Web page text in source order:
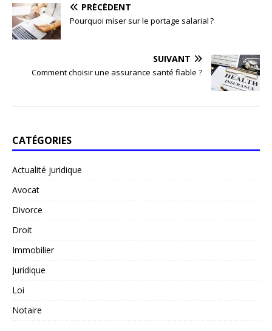
PRÉCÉDENT
Pourquoi miser sur le portage salarial ?
SUIVANT
Comment choisir une assurance santé fiable ?
CATÉGORIES
Actualité juridique
Avocat
Divorce
Droit
Immobilier
Juridique
Loi
Notaire